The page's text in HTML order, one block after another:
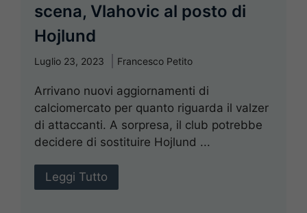
scena, Vlahovic al posto di
Hojlund
Luglio 23, 2023 Francesco Petito
Arrivano nuovi aggiornamenti di
calciomercato per quanto riguarda il valzer
di attaccanti. A sorpresa, il club potrebbe
decidere di sostituire Hojlund ...
Leggi Tutto